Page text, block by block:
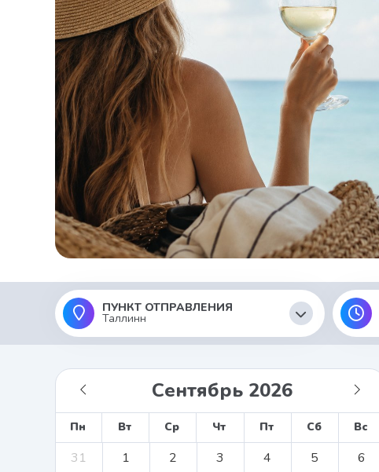
ПУНКТ ОТПРАВЛЕНИЯ
Таллинн
Пн Вт Ср Чт Пт Сб Вс
31 1 2 3 4 5 6